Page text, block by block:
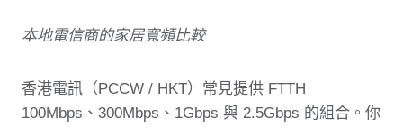
本地電信商的家居寬頻比較
香港電訊（PCCW / HKT）常見提供 FTTH
100Mbps、300Mbps、1Gbps 與 2.5Gbps 的組合。你